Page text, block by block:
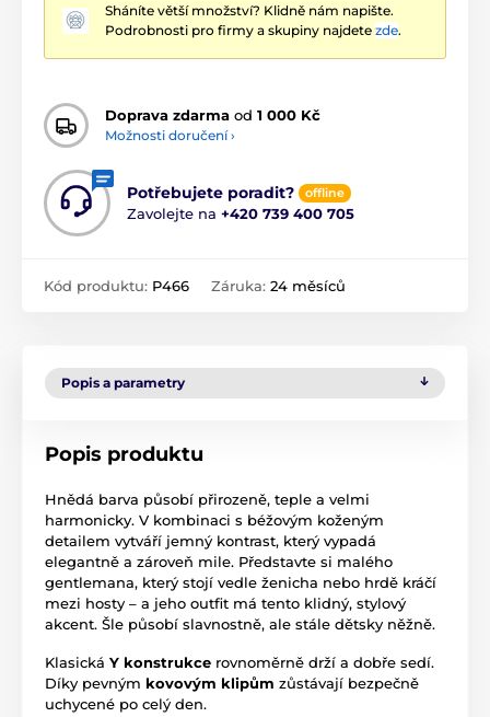
Sháníte větší množství? Klidně nám napište.
Podrobnosti pro firmy a skupiny najdete zde.
Doprava zdarma od 1 000 Kč
Možnosti doručení ›
Potřebujete poradit? offline
Zavolejte na +420 739 400 705
Kód produktu: P466 Záruka: 24 měsíců
Popis a parametry
Popis produktu
Hnědá barva působí přirozeně, teple a velmi
harmonicky. V kombinaci s béžovým koženým
detailem vytváří jemný kontrast, který vypadá
elegantně a zároveň mile. Představte si malého
gentlemana, který stojí vedle ženicha nebo hrdě kráčí
mezi hosty – a jeho outfit má tento klidný, stylový
akcent. Šle působí slavnostně, ale stále dětsky něžně.
Klasická Y konstrukce rovnoměrně drží a dobře sedí.
Díky pevným kovovým klipům zůstávají bezpečně
uchycené po celý den.